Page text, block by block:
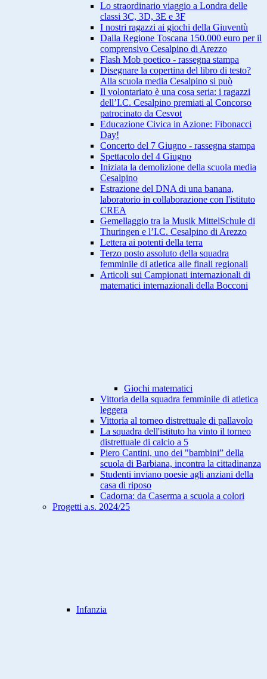
Lo straordinario viaggio a Londra delle
classi 3C, 3D, 3E e 3F
I nostri ragazzi ai giochi della Giuventù
Dalla Regione Toscana 150.000 euro per il
comprensivo Cesalpino di Arezzo
Flash Mob poetico - rassegna stampa
Disegnare la copertina del libro di testo?
Alla scuola media Cesalpino si può
Il volontariato è una cosa seria: i ragazzi
dell’I.C. Cesalpino premiati al Concorso
patrocinato da Cesvot
Educazione Civica in Azione: Fibonacci
Day!
Concerto del 7 Giugno - rassegna stampa
Spettacolo del 4 Giugno
Iniziata la demolizione della scuola media
Cesalpino
Estrazione del DNA di una banana,
laboratorio in collaborazione con l'istituto
CREA
Gemellaggio tra la Musik MittelSchule di
Thuringen e l’I.C. Cesalpino di Arezzo
Lettera ai potenti della terra
Terzo posto assoluto della squadra
femminile di atletica alle finali regionali
Articoli sui Campionati internazionali di
matematici internazionali della Bocconi
Giochi matematici
Vittoria della squadra femminile di atletica
leggera
Vittoria al torneo distrettuale di pallavolo
La squadra dell'istituto ha vinto il torneo
distrettuale di calcio a 5
Piero Cantini, uno dei "bambini” della
scuola di Barbiana, incontra la cittadinanza
Studenti inviano poesie agli anziani della
casa di riposo
Cadorna: da Caserma a scuola a colori
Progetti a.s. 2024/25
Infanzia